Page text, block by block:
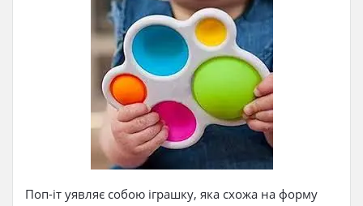
Поп-іт уявляє собою іграшку, яка схожа на форму